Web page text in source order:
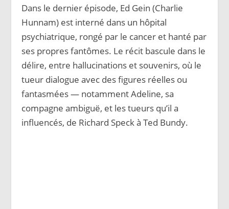
Dans le dernier épisode, Ed Gein (Charlie
Hunnam) est interné dans un hôpital
psychiatrique, rongé par le cancer et hanté par
ses propres fantômes. Le récit bascule dans le
délire, entre hallucinations et souvenirs, où le
tueur dialogue avec des figures réelles ou
fantasmées — notamment Adeline, sa
compagne ambiguë, et les tueurs qu’il a
influencés, de Richard Speck à Ted Bundy.